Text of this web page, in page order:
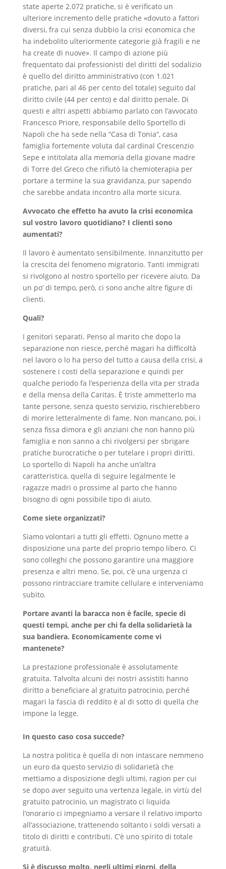
state aperte 2.072 pratiche, si è verificato un
ulteriore incremento delle pratiche «dovuto a fattori
diversi, fra cui senza dubbio la crisi economica che
ha indebolito ulteriormente categorie già fragili e ne
ha create di nuove». Il campo di azione più
frequentato dai professionisti del diritti del sodalizio
è quello del diritto amministrativo (con 1.021
pratiche, pari al 46 per cento del totale) seguito dal
diritto civile (44 per cento) e dal diritto penale. Di
questi e altri aspetti abbiamo parlato con l’avvocato
Francesco Priore, responsabile dello Sportello di
Napoli che ha sede nella “Casa di Tonia”, casa
famiglia fortemente voluta dal cardinal Crescenzio
Sepe e intitolata alla memoria della giovane madre
di Torre del Greco che rifiutò la chemioterapia per
portare a termine la sua gravidanza, pur sapendo
che sarebbe andata incontro alla morte sicura.
Avvocato che effetto ha avuto la crisi economica
sul vostro lavoro quotidiano? I clienti sono
aumentati?
Il lavoro è aumentato sensibilmente. Innanzitutto per
la crescita del fenomeno migratorio. Tanti immigrati
si rivolgono al nostro sportello per ricevere aiuto. Da
un po’ di tempo, però, ci sono anche altre figure di
clienti.
Quali?
I genitori separati. Penso al marito che dopo la
separazione non riesce, perché magari ha difficoltà
nel lavoro o lo ha perso del tutto a causa della crisi, a
sostenere i costi della separazione e quindi per
qualche periodo fa l’esperienza della vita per strada
e della mensa della Caritas. È triste ammetterlo ma
tante persone, senza questo servizio, rischierebbero
di morire letteralmente di fame. Non mancano, poi, i
senza fissa dimora e gli anziani che non hanno più
famiglia e non sanno a chi rivolgersi per sbrigare
pratiche burocratiche o per tutelare i propri diritti.
Lo sportello di Napoli ha anche un’altra
caratteristica, quella di seguire legalmente le
ragazze madri o prossime al parto che hanno
bisogno di ogni possibile tipo di aiuto.
Come siete organizzati?
Siamo volontari a tutti gli effetti. Ognuno mette a
disposizione una parte del proprio tempo libero. Ci
sono colleghi che possono garantire una maggiore
presenza e altri meno. Se, poi, c’è una urgenza ci
possono rintracciare tramite cellulare e interveniamo
subito.
Portare avanti la baracca non è facile, specie di
questi tempi, anche per chi fa della solidarietà la
sua bandiera. Economicamente come vi
mantenete?
La prestazione professionale è assolutamente
gratuita. Talvolta alcuni dei nostri assistiti hanno
diritto a beneficiare al gratuito patrocinio, perché
magari la fascia di reddito è al di sotto di quella che
impone la legge.
In questo caso cosa succede?
La nostra politica è quella di non intascare nemmeno
un euro da questo servizio di solidarietà che
mettiamo a disposizione degli ultimi, ragion per cui
se dopo aver seguito una vertenza legale, in virtù del
gratuito patrocinio, un magistrato ci liquida
l’onorario ci impegniamo a versare il relativo importo
all’associazione, trattenendo soltanto i soldi versati a
titolo di diritti e contributi. C’è uno spirito di totale
gratuità.
Si è discusso molto, negli ultimi giorni, della